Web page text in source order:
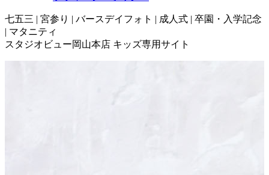
七五三 | 宮参り | バースデイフォト | 成人式 | 卒園・入学記念
| マタニティ
スタジオビュー岡山本店 キッズ専用サイト